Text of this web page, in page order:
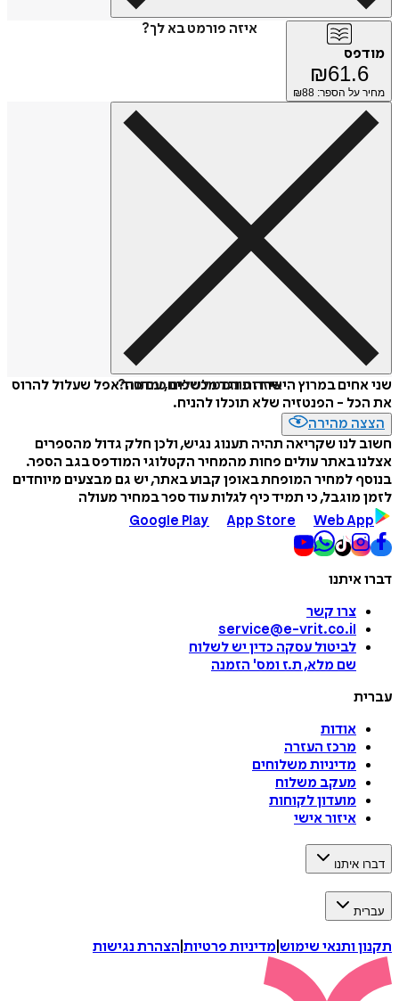
איזה פורמט בא לך?
מודפס
₪61.6
מחיר על הספר: ₪ 88
איזה פורמט לשלוח כמתנה?
שני אחים במרוץ הישרדות נגד מכשפים, עם סוד אפל שעלול להרוס
את הכל - הפנטזיה שלא תוכלו להניח.
הצצה מהירה
חשוב לנו שקריאה תהיה תענוג נגיש, ולכן חלק גדול מהספרים
אצלנו באתר עולים פחות מהמחיר הקטלוגי המודפס בגב הספר.
בנוסף למחיר המופחת באופן קבוע באתר, יש גם מבצעים מיוחדים
לזמן מוגבל, כי תמיד כיף לגלות עוד ספר במחיר מעולה
Google Play
App Store Web App
דברו איתנו
צרו קשר
service@e-vrit.co.il
לביטול עסקה כדין יש לשלוח
שם מלא, ת.ז ומס' הזמנה
עברית
אודות
מרכז העזרה
מדיניות משלוחים
מעקב משלוח
מועדון לקוחות
איזור אישי
דברו איתנו
עברית
תקנון ותנאי שימוש מדיניות פרטיות הצהרת נגישות